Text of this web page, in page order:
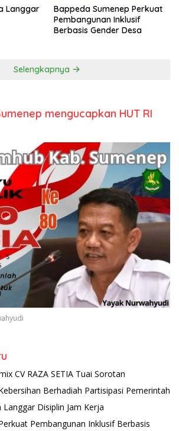
Langgar
Bappeda Sumenep Perkuat
Pembangunan Inklusif
Berbasis Gender Desa
Selengkapnya
mengucapkan HUT RI
CV RAZA SETIA Tuai Sorotan
Berhadiah Partisipasi Pemerintah
Disiplin Jam Kerja
Pembangunan Inklusif Berbasis